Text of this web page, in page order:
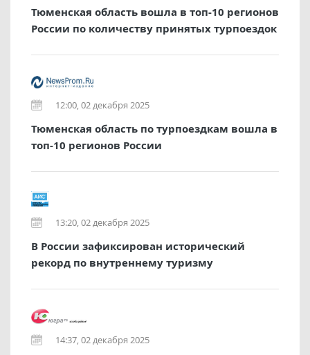
Тюменская область вошла в топ-10 регионов
России по количеству принятых турпоездок
12:00, 02 декабря 2025
Тюменская область по турпоездкам вошла в
топ-10 регионов России
13:20, 02 декабря 2025
В России зафиксирован исторический
рекорд по внутреннему туризму
14:37, 02 декабря 2025